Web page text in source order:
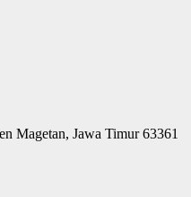
Magetan, Jawa Timur 63361